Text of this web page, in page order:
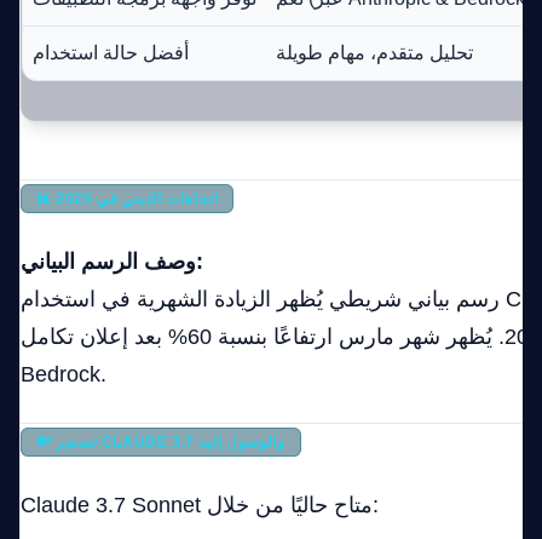
أفضل حالة استخدام تحليل متقدم، مهام طويلة
📊 اتجاهات التبني في 2025
وصف الرسم البياني:
رسم بياني شريطي يُظهر الزيادة الشهرية في استخدام Claude 3.7 Sonnet من
يناير إلى أبريل 2025. يُظهر شهر مارس ارتفاعًا بنسبة 60% بعد إعلان تكامل
Bedrock.
💸 تسعير CLAUDE 3.7 والوصول إليه
Claude 3.7 Sonnet متاح حاليًا من خلال: